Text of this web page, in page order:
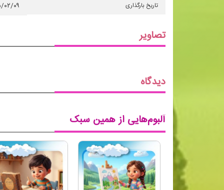
تاریخ بارگذاری ۱۴۰۵/
تصاویر
دیدگاه
آلبوم‌هایی از همین سبک